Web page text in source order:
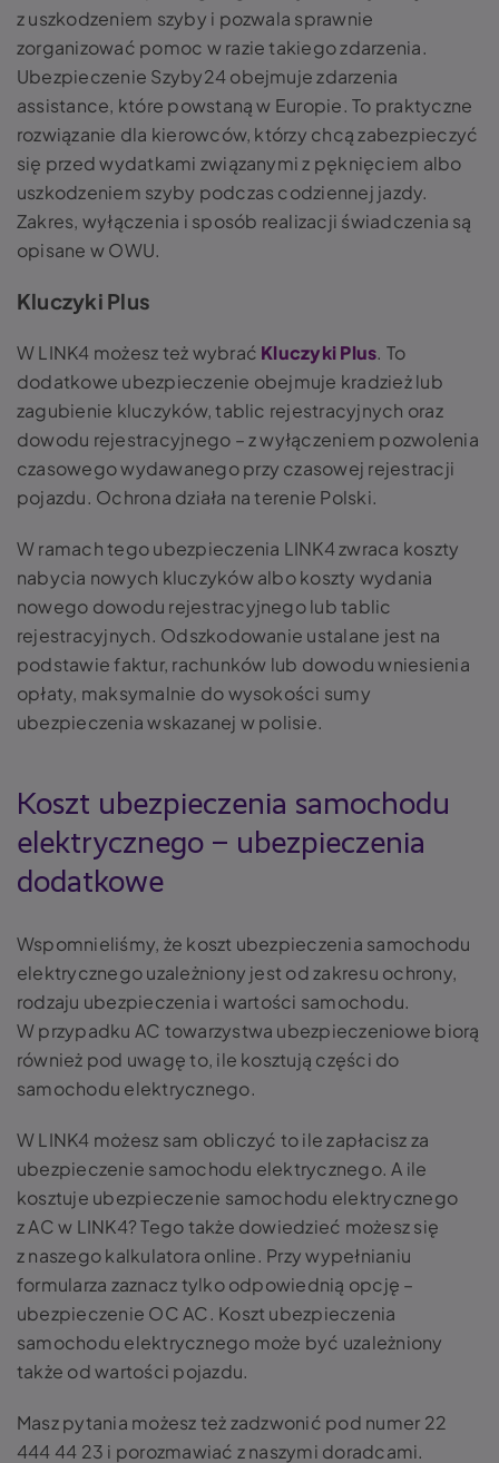
z uszkodzeniem szyby i pozwala sprawnie
zorganizować pomoc w razie takiego zdarzenia.
Ubezpieczenie Szyby24 obejmuje zdarzenia
assistance, które powstaną w Europie. To praktyczne
rozwiązanie dla kierowców, którzy chcą zabezpieczyć
się przed wydatkami związanymi z pęknięciem albo
uszkodzeniem szyby podczas codziennej jazdy.
Zakres, wyłączenia i sposób realizacji świadczenia są
opisane w OWU.
Kluczyki Plus
W LINK4 możesz też wybrać Kluczyki Plus. To
dodatkowe ubezpieczenie obejmuje kradzież lub
zagubienie kluczyków, tablic rejestracyjnych oraz
dowodu rejestracyjnego – z wyłączeniem pozwolenia
czasowego wydawanego przy czasowej rejestracji
pojazdu. Ochrona działa na terenie Polski.
W ramach tego ubezpieczenia LINK4 zwraca koszty
nabycia nowych kluczyków albo koszty wydania
nowego dowodu rejestracyjnego lub tablic
rejestracyjnych. Odszkodowanie ustalane jest na
podstawie faktur, rachunków lub dowodu wniesienia
opłaty, maksymalnie do wysokości sumy
ubezpieczenia wskazanej w polisie.
Koszt ubezpieczenia samochodu
elektrycznego – ubezpieczenia
dodatkowe
Wspomnieliśmy, że koszt ubezpieczenia samochodu
elektrycznego uzależniony jest od zakresu ochrony,
rodzaju ubezpieczenia i wartości samochodu.
W przypadku AC towarzystwa ubezpieczeniowe biorą
również pod uwagę to, ile kosztują części do
samochodu elektrycznego.
W LINK4 możesz sam obliczyć to ile zapłacisz za
ubezpieczenie samochodu elektrycznego. A ile
kosztuje ubezpieczenie samochodu elektrycznego
z AC w LINK4? Tego także dowiedzieć możesz się
z naszego kalkulatora online. Przy wypełnianiu
formularza zaznacz tylko odpowiednią opcję –
ubezpieczenie OC AC. Koszt ubezpieczenia
samochodu elektrycznego może być uzależniony
także od wartości pojazdu.
Masz pytania możesz też zadzwonić pod numer 22
444 44 23 i porozmawiać z naszymi doradcami.